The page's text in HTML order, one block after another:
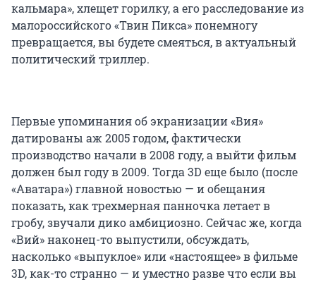
кальмара», хлещет горилку, а его расследование из
малороссийского «Твин Пикса» понемногу
превращается, вы будете смеяться, в актуальный
политический триллер.
Первые упоминания об экранизации «Вия»
датированы аж 2005 годом, фактически
производство начали в 2008 году, а выйти фильм
должен был году в 2009. Тогда 3D еще было (после
«Аватара») главной новостью — и обещания
показать, как трехмерная панночка летает в
гробу, звучали дико амбициозно. Сейчас же, когда
«Вий» наконец-то выпустили, обсуждать,
насколько «выпуклое» или «настоящее» в фильме
3D, как-то странно — и уместно разве что если вы